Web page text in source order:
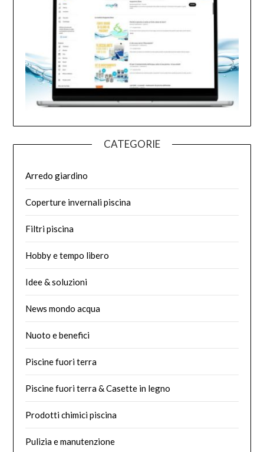
CATEGORIE
Arredo giardino
Coperture invernali piscina
Filtri piscina
Hobby e tempo libero
Idee & soluzioni
News mondo acqua
Nuoto e benefici
Piscine fuori terra
Piscine fuori terra & Casette in legno
Prodotti chimici piscina
Pulizia e manutenzione